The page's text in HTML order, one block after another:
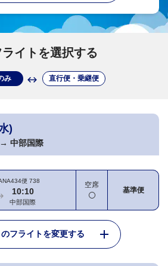
ライトを選択する
み 直行便・乗継便
)
→ 中部国際
便 738
10:10
中部国際
空席
基準便
フライトを変更する